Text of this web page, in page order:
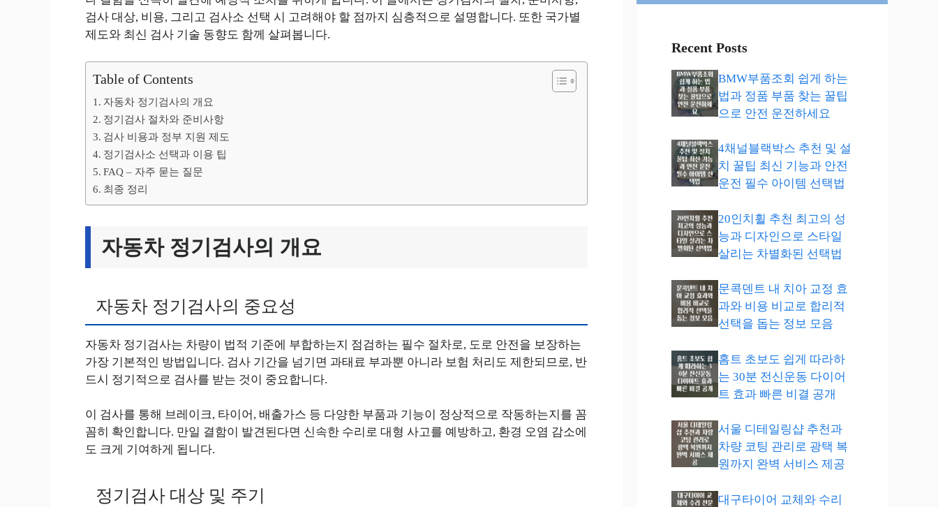
검사 대상, 비용, 그리고 검사소 선택 시 고려해야 할 점까지 심층적으로 설명합니다. 또한 국가별
제도와 최신 검사 기술 동향도 함께 살펴봅니다.
Table of Contents
자동차 정기검사의 개요
정기검사 절차와 준비사항
검사 비용과 정부 지원 제도
정기검사소 선택과 이용 팁
FAQ – 자주 묻는 질문
최종 정리
자동차 정기검사의 개요
자동차 정기검사의 중요성
자동차 정기검사는 차량이 법적 기준에 부합하는지 점검하는 필수 절차로, 도로 안전을 보장하는
가장 기본적인 방법입니다. 검사 기간을 넘기면 과태료 부과뿐 아니라 보험 처리도 제한되므로, 반
드시 정기적으로 검사를 받는 것이 중요합니다.
이 검사를 통해 브레이크, 타이어, 배출가스 등 다양한 부품과 기능이 정상적으로 작동하는지를 꼼
꼼히 확인합니다. 만일 결함이 발견된다면 신속한 수리로 대형 사고를 예방하고, 환경 오염 감소에
도 크게 기여하게 됩니다.
정기검사 대상 및 주기
Recent Posts
BMW부품조회 쉽게 하는
법과 정품 부품 찾는 꿀팁
으로 안전 운전하세요
4채널블랙박스 추천 및 설
치 꿀팁 최신 기능과 안전
운전 필수 아이템 선택법
20인치휠 추천 최고의 성
능과 디자인으로 스타일
살리는 차별화된 선택법
문콕덴트 내 치아 교정 효
과와 비용 비교로 합리적
선택을 돕는 정보 모음
홈트 초보도 쉽게 따라하
는 30분 전신운동 다이어
트 효과 빠른 비결 공개
서울 디테일링샵 추천과
차량 코팅 관리로 광택 복
원까지 완벽 서비스 제공
대구타이어 교체와 수리